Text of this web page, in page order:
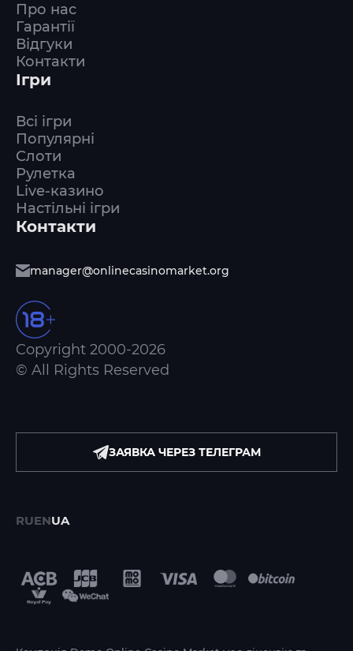
Про нас
Гарантії
Відгуки
Контакти
Ігри
Всі ігри
Популярні
Слоти
Рулетка
Live-казино
Настільні ігри
Контакти
manager@onlinecasinomarket.org
ЗАЯВКА ЧЕРЕЗ ТЕЛЕГРАМ
Copyright 2000-2026
© All Rights Reserved
RUENUA